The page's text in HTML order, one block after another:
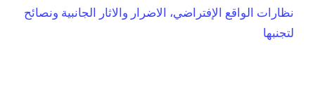
نظارات الواقع الإفتراضي، الاضرار والاثار الجانبية ونصائح
لتجنبها